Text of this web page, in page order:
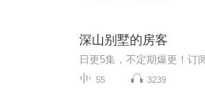
深山别墅的房客
55 3239